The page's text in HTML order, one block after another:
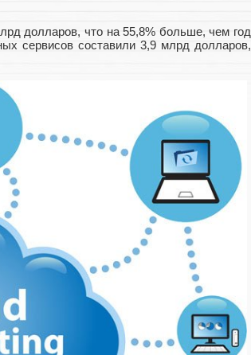
долларов, что на 55,8% больше, чем год
сервисов составили 3,9 млрд долларов,